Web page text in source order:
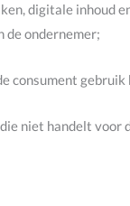
digitale inhoud
de ondernemer;
consument
niet handelt voor